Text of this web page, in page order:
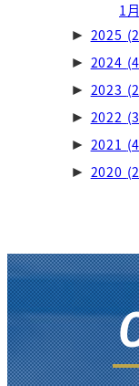
1月
► 2025
► 2024
► 2023
► 2022
► 2021
► 2020